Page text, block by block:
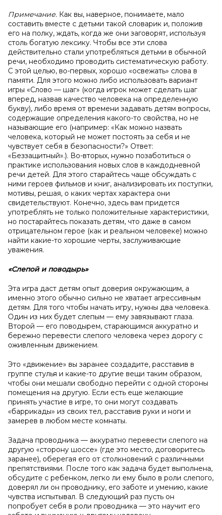
Примечание. Как вы, наверное, понимаете, мало
составить вместе с детьми такой словарик и, положив
его на полку, ждать, когда же они заговорят, используя
столь богатую лексику. Чтобы все эти слова
действительно стали употребляться детьми в обычной
речи, необходимо проводить систематическую работу.
С этой целью, во-первых, хорошо «освежать» слова в
памяти. Для этого можно либо использовать вариант
игры «Слово — шаг» (когда игрок может сделать шаг
вперед, назвав качество человека на определенную
букву), либо время от времени задавать детям вопросы,
содержащие определения какого-то свойства, но не
называющие его (например: «Как можно назвать
человека, который не может постоять за себя и не
чувствует себя в безопасности?» Ответ:
«Беззащитный».). Во-вторых, нужно позаботиться о
практике использования новых слов в каждодневной
речи детей. Для этого старайтесь чаще обсуждать с
ними героев фильмов и книг, анализировать их поступки,
мотивы, решая, о каких чертах характера они
свидетельствуют. Конечно, здесь вам придется
употреблять не только положительные характеристики,
но постарайтесь показать детям, что даже в самом
отрицательном герое (как и реальном человеке) можно
найти какие-то хорошие черты, заслуживающие
уважения.
«Слепой и поводырь»
Эта игра даст детям опыт доверия окружающим, а
именно этого обычно сильно не хватает агрессивным
детям. Для того чтобы начать игру, нужны два человека.
Один из них будет слепым — ему завязывают глаза.
Второй — его поводырем, старающимся аккуратно и
бережно перевести слепого человека через дорогу с
оживленным движением.
Это «движение» вы заранее создадите, расставив в
группе стулья и какие-то другие вещи таким образом,
чтобы они мешали свободно перейти с одной стороны
помещения на другую. Если есть еще желающие
принять участие в игре, то они могут создавать
«баррикады» из своих тел, расставив руки и ноги и
замерев в любом месте комнаты.
Задача проводника — аккуратно перевести слепого на
другую «сторону шоссе» (где это место, договоритесь
заранее), оберегая его от столкновений с различными
препятствиями. После того как задача будет выполнена,
обсудите с ребенком, легко ли ему было в роли слепого,
доверял ли он проводнику, его заботе и умению, какие
чувства испытывал. В следующий раз пусть он
попробует себя в роли проводника — это научит его